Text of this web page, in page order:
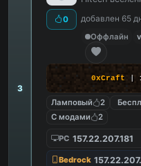
3
0
добавлен 65
Оффлайн
0xCraft |
Ламповый 2
С модами
2
PC 157.22.207.181
Bedrock